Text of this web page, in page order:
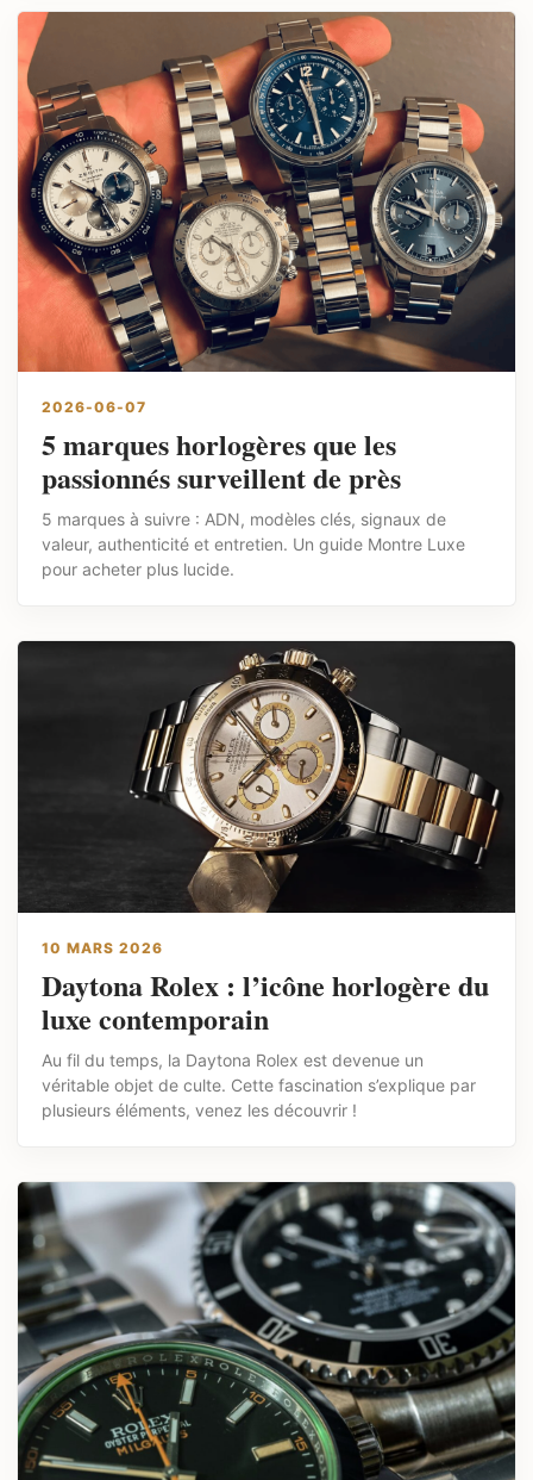
2026-06-07
5 marques horlogères que les
passionnés surveillent de près
5 marques à suivre : ADN, modèles clés, signaux de
valeur, authenticité et entretien. Un guide Montre Luxe
pour acheter plus lucide.
10 MARS 2026
Daytona Rolex : l’icône horlogère du
luxe contemporain
Au fil du temps, la Daytona Rolex est devenue un
véritable objet de culte. Cette fascination s’explique par
plusieurs éléments, venez les découvrir !